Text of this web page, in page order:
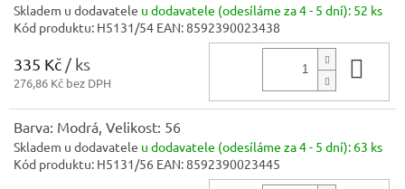
Skladem u dodavatele u dodavatele (odesíláme za 4 - 5 dní): 52 ks
Kód produktu: H5131/54 EAN:8592390023438
335 Kč / ks
276,86 Kč bez DPH
Barva: Modrá, Velikost: 56
Skladem u dodavatele u dodavatele (odesíláme za 4 - 5 dní): 63 ks
Kód produktu: H5131/56 EAN:8592390023445